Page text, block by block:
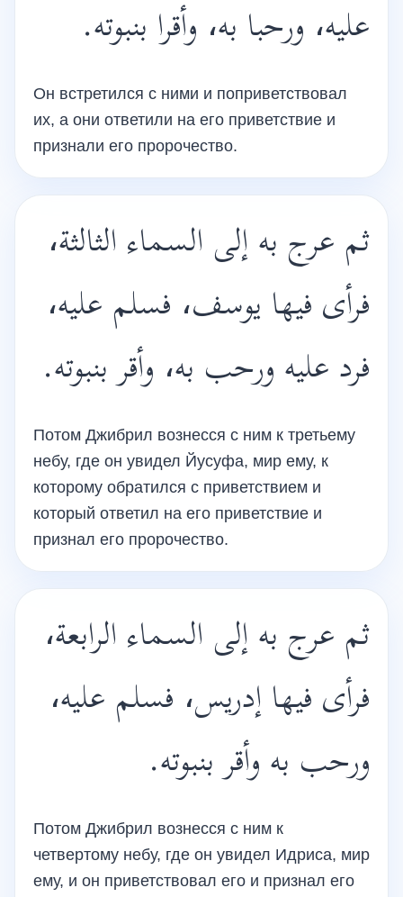
عليه، ورحبا به، وأقرا بنبوته.
Он встретился с ними и поприветствовал
их, а они ответили на его приветствие и
признали его пророчество.
ثم عرج به إلى السماء الثالثة،
فرأى فيها يوسف، فسلم عليه،
فرد عليه ورحب به، وأقر بنبوته.
Потом Джибрил вознесся с ним к третьему
небу, где он увидел Йусуфа, мир ему, к
которому обратился с приветствием и
который ответил на его приветствие и
признал его пророчество.
ثم عرج به إلى السماء الرابعة،
فرأى فيها إدريس، فسلم عليه،
ورحب به وأقر بنبوته.
Потом Джибрил вознесся с ним к
четвертому небу, где он увидел Идриса, мир
ему, и он приветствовал его и признал его